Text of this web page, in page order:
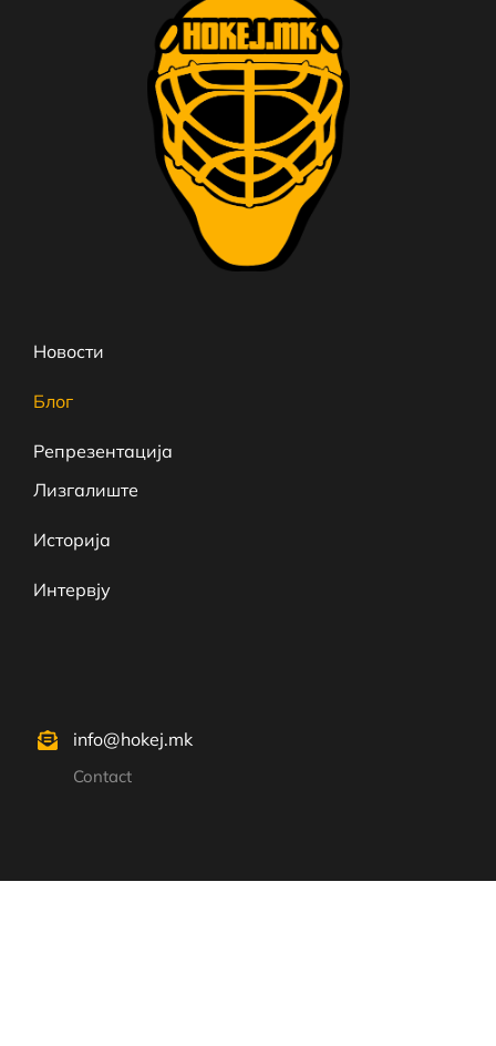
Новости
Блог
Репрезентација
Лизгалиште
Историја
Интервју
info@hokej.mk
Contact